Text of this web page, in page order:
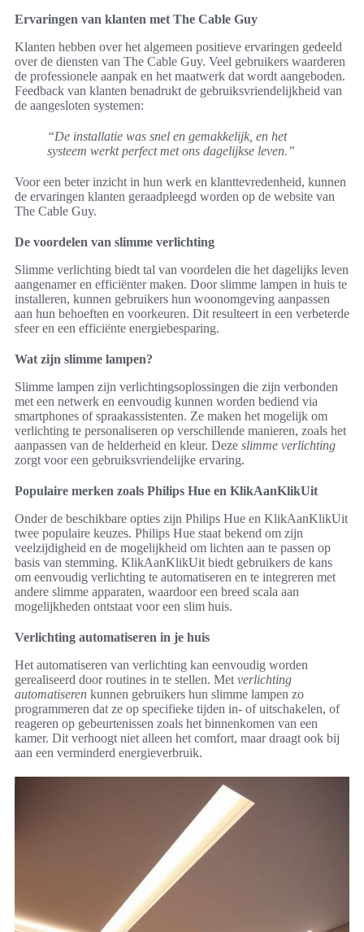
Ervaringen van klanten met The Cable Guy
Klanten hebben over het algemeen positieve ervaringen gedeeld
over de diensten van The Cable Guy. Veel gebruikers waarderen
de professionele aanpak en het maatwerk dat wordt aangeboden.
Feedback van klanten benadrukt de gebruiksvriendelijkheid van
de aangesloten systemen:
“De installatie was snel en gemakkelijk, en het
systeem werkt perfect met ons dagelijkse leven.”
Voor een beter inzicht in hun werk en klanttevredenheid, kunnen
de ervaringen klanten geraadpleegd worden op de website van
The Cable Guy.
De voordelen van slimme verlichting
Slimme verlichting biedt tal van voordelen die het dagelijks leven
aangenamer en efficiënter maken. Door slimme lampen in huis te
installeren, kunnen gebruikers hun woonomgeving aanpassen
aan hun behoeften en voorkeuren. Dit resulteert in een verbeterde
sfeer en een efficiënte energiebesparing.
Wat zijn slimme lampen?
Slimme lampen zijn verlichtingsoplossingen die zijn verbonden
met een netwerk en eenvoudig kunnen worden bediend via
smartphones of spraakassistenten. Ze maken het mogelijk om
verlichting te personaliseren op verschillende manieren, zoals het
aanpassen van de helderheid en kleur. Deze slimme verlichting
zorgt voor een gebruiksvriendelijke ervaring.
Populaire merken zoals Philips Hue en KlikAanKlikUit
Onder de beschikbare opties zijn Philips Hue en KlikAanKlikUit
twee populaire keuzes. Philips Hue staat bekend om zijn
veelzijdigheid en de mogelijkheid om lichten aan te passen op
basis van stemming. KlikAanKlikUit biedt gebruikers de kans
om eenvoudig verlichting te automatiseren en te integreren met
andere slimme apparaten, waardoor een breed scala aan
mogelijkheden ontstaat voor een slim huis.
Verlichting automatiseren in je huis
Het automatiseren van verlichting kan eenvoudig worden
gerealiseerd door routines in te stellen. Met verlichting
automatiseren kunnen gebruikers hun slimme lampen zo
programmeren dat ze op specifieke tijden in- of uitschakelen, of
reageren op gebeurtenissen zoals het binnenkomen van een
kamer. Dit verhoogt niet alleen het comfort, maar draagt ook bij
aan een verminderd energieverbruik.